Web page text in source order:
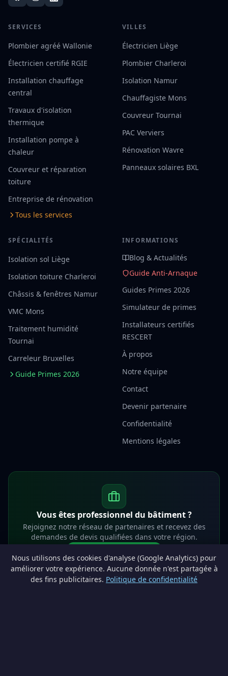
Nous utilisons des cookies d'analyse (Google Analytics) pour
améliorer votre expérience. Aucune donnée n'est partagée à
des fins publicitaires. Politique de confidentialité
SERVICES
Plombier agréé Wallonie
Électricien certifié RGIE
Installation chauffage
central
Travaux d'isolation
thermique
Installation pompe à
chaleur
Couvreur et réparation
toiture
Entreprise de rénovation
Tous les services
VILLES
Électricien Liège
Plombier Charleroi
Isolation Namur
Chauffagiste Mons
Couvreur Tournai
PAC Verviers
Rénovation Wavre
Panneaux solaires BXL
SPÉCIALITÉS
Isolation sol Liège
Isolation toiture Charleroi
Châssis & fenêtres Namur
VMC Mons
Traitement humidité
Tournai
Carreleur Bruxelles
Guide Primes 2026
INFORMATIONS
Blog & Actualités
Guide Anti-Arnaque
Guides Primes 2026
Simulateur de primes
Installateurs certifiés
RESCERT
À propos
Notre équipe
Contact
Devenir partenaire
Confidentialité
Mentions légales
Vous êtes professionnel du bâtiment ?
Rejoignez notre réseau de partenaires et recevez des
demandes de devis qualifiées dans votre région.
info@lesprosdemaville.be